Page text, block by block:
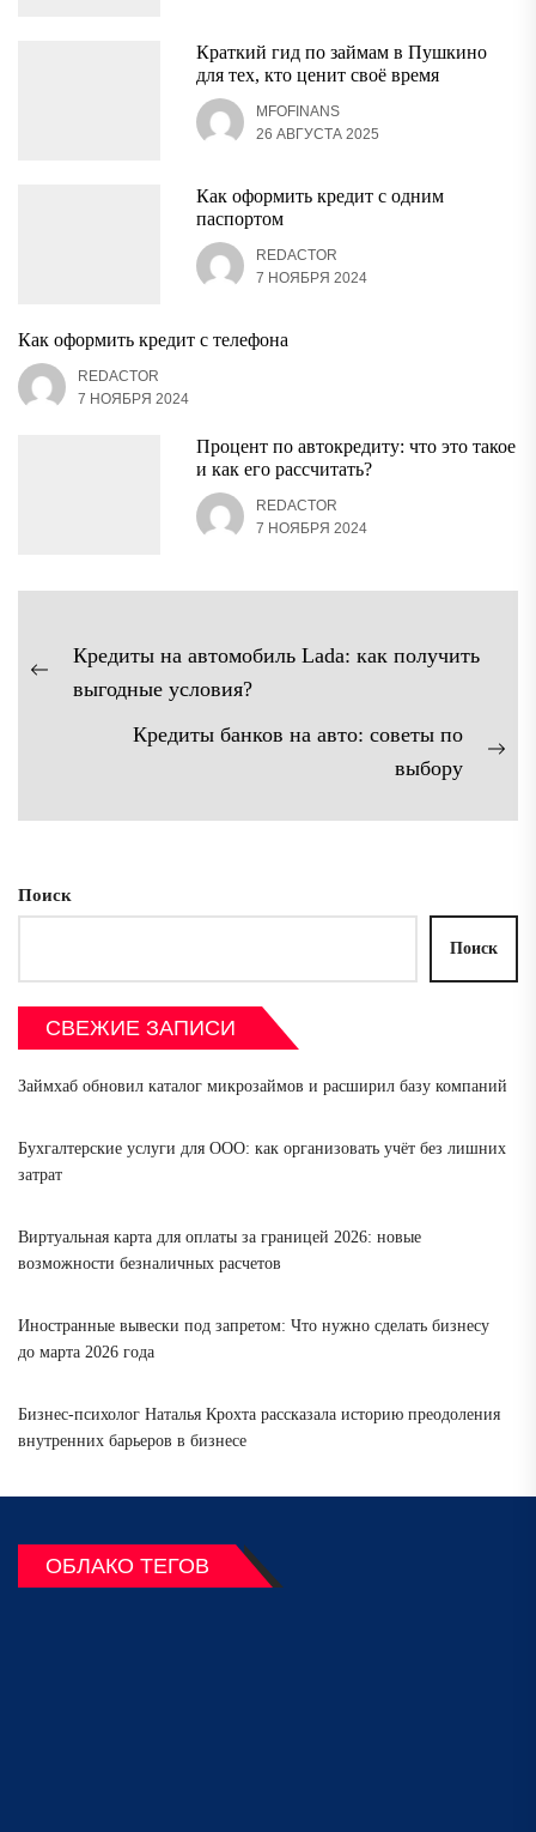
Краткий гид по займам в Пушкино
для тех, кто ценит своё время
MFOFINANS
26 АВГУСТА 2025
Как оформить кредит с одним
паспортом
REDACTOR
7 НОЯБРЯ 2024
Как оформить кредит с телефона
REDACTOR
7 НОЯБРЯ 2024
Процент по автокредиту: что это такое
и как его рассчитать?
REDACTOR
7 НОЯБРЯ 2024
Навигация
по
записям
Предыдущая
Кредиты на автомобиль Lada: как получить
выгодные условия?
Кредиты банков на авто: советы по
выбору
Поиск
Поиск
СВЕЖИЕ ЗАПИСИ
Займхаб обновил каталог микрозаймов и расширил базу компаний
Бухгалтерские услуги для ООО: как организовать учёт без лишних
затрат
Виртуальная карта для оплаты за границей 2026: новые
возможности безналичных расчетов
Иностранные вывески под запретом: Что нужно сделать бизнесу
до марта 2026 года
Бизнес-психолог Наталья Крохта рассказала историю преодоления
внутренних барьеров в бизнесе
ОБЛАКО ТЕГОВ